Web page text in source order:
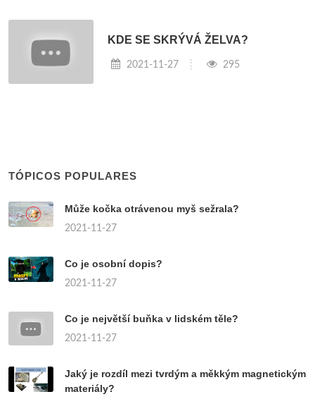
KDE SE SKRÝVÁ ŽELVA?
2021-11-27 295
TÓPICOS POPULARES
Může kočka otrávenou myš sežrala?
2021-11-27
Co je osobní dopis?
2021-11-27
Co je největší buňka v lidském těle?
2021-11-27
Jaký je rozdíl mezi tvrdým a měkkým magnetickým
materiály?